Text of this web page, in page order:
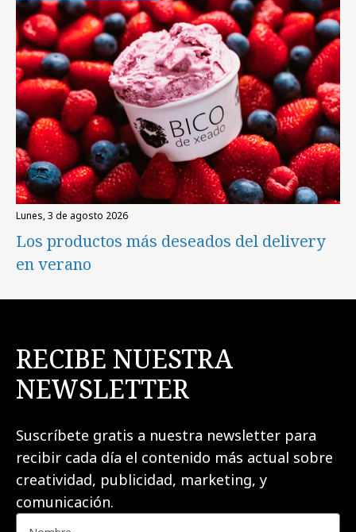
lunes, 3 de agosto 2026
Los productos más deseados del delivery
en verano
RECIBE NUESTRA
NEWSLETTER
Suscríbete gratis a nuestra newsletter para
recibir cada día el contenido más actual sobre
creatividad, publicidad, marketing, y
comunicación.